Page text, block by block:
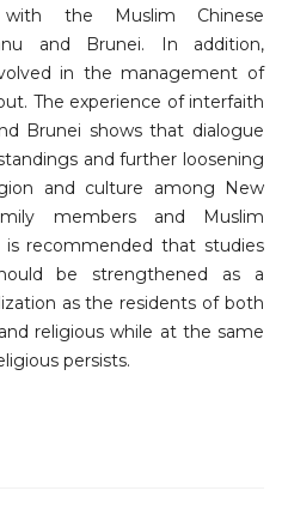
the Muslim Chinese
and Brunei. In addition,
in the management of
The experience of interfaith
Brunei shows that dialogue
and further loosening
and culture among New
members and Muslim
recommended that studies
be strengthened as a
as the residents of both
religious while at the same
persists.